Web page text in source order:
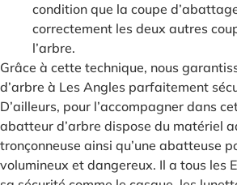
condition que la coupe
correctement les deux autres
l’arbre.
Grâce à cette technique, nous
d’arbre à Les Angles parfaitement
D’ailleurs, pour l’accompagner dans
abatteur d’arbre dispose du matériel
tronçonneuse ainsi qu’une abatteuse
volumineux et dangereux. Il a tous les